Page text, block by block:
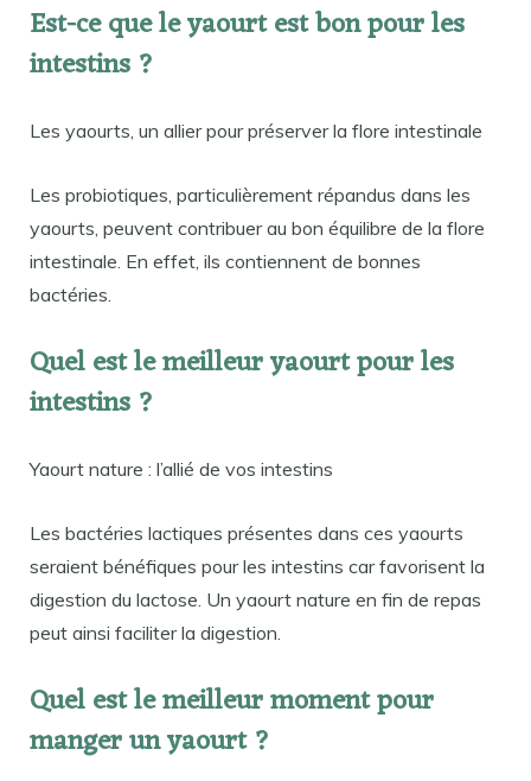
Est-ce que le yaourt est bon pour les
intestins ?
Les yaourts, un allier pour préserver la flore intestinale
Les probiotiques, particulièrement répandus dans les
yaourts, peuvent contribuer au bon équilibre de la flore
intestinale. En effet, ils contiennent de bonnes
bactéries.
Quel est le meilleur yaourt pour les
intestins ?
Yaourt nature : l’allié de vos intestins
Les bactéries lactiques présentes dans ces yaourts
seraient bénéfiques pour les intestins car favorisent la
digestion du lactose. Un yaourt nature en fin de repas
peut ainsi faciliter la digestion.
Quel est le meilleur moment pour
manger un yaourt ?